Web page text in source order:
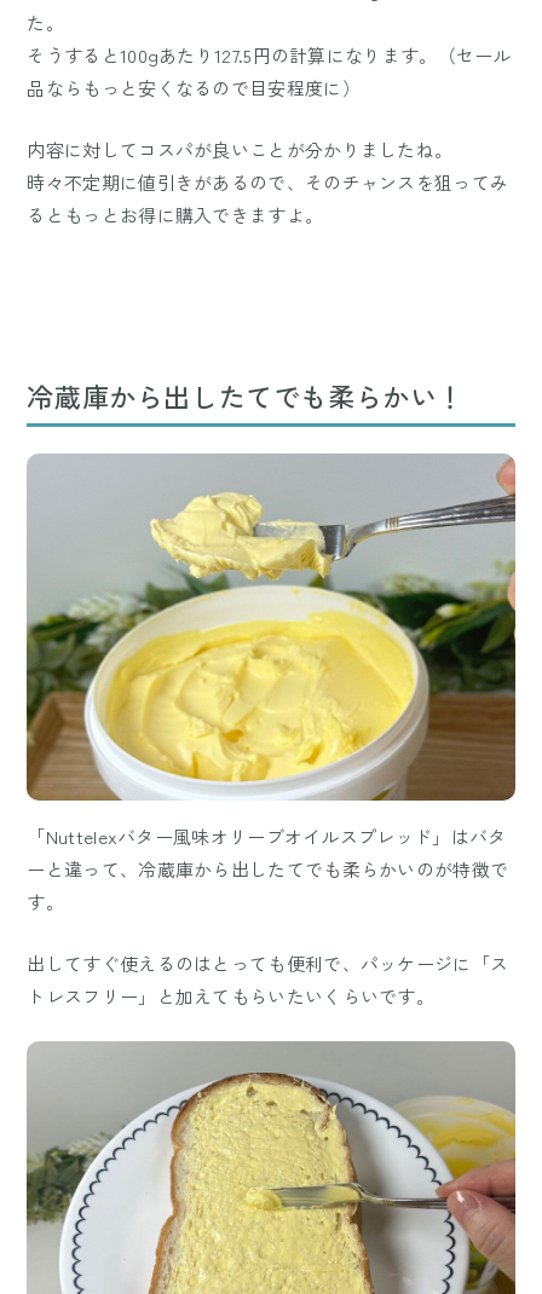
た。
そうすると100gあたり127.5円の計算になります。（セール
品ならもっと安くなるので目安程度に）
内容に対してコスパが良いことが分かりましたね。
時々不定期に値引きがあるので、そのチャンスを狙ってみ
るともっとお得に購入できますよ。
冷蔵庫から出したてでも柔らかい！
「Nuttelexバター風味オリーブオイルスプレッド」はバタ
ーと違って、冷蔵庫から出したてでも柔らかいのが特徴で
す。
出してすぐ使えるのはとっても便利で、パッケージに「ス
トレスフリー」と加えてもらいたいくらいです。